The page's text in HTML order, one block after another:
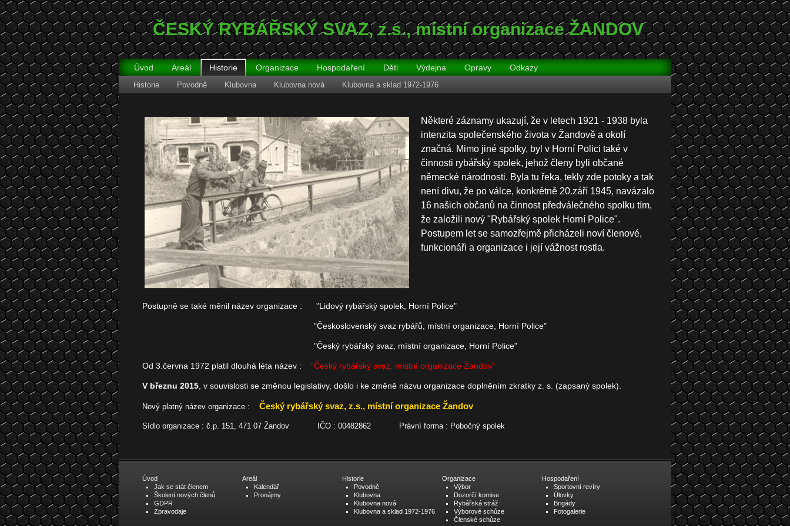
ČESKÝ RYBÁŘSKÝ SVAZ‚ z.s.‚ místní organizace ŽANDOV
Úvod Areál Historie Organizace Hospodaření Děti Výdejna Opravy Odkazy
Historie Povodně Klubovna Klubovna nová Klubovna a sklad 1972-1976
Některé záznamy ukazují, že v letech 1921 - 1938 byla
intenzita společenského života v Žandově a okolí
značná. Mimo jiné spolky, byl v Horní Polici také v
činnosti rybářský spolek, jehož členy byli občané
německé národnosti. Byla tu řeka, tekly zde potoky a tak
není divu, že po válce, konkrétně 20.září 1945, navázalo
16 našich občanů na činnost předválečného spolku tím,
že založili nový "Rybářský spolek Horní Police".
Postupem let se samozřejmě přicházeli noví členové,
funkcionáři a organizace i její vážnost rostla.
Postupně se také měnil název organizace : "Lidový rybářský spolek, Horní Police"
"Československý svaz rybářů, místní organizace, Horní Police"
"Český rybářský svaz, místní organizace, Horní Police"
Od 3.června 1972 platil dlouhá léta název : "Český rybářský svaz, místní organizace Žandov"
V březnu 2015 , v souvislosti se změnou legislativy, došlo i ke změně názvu organizace doplněním zkratky z. s. (zapsaný spolek).
Nový platný název organizace : Český rybářský svaz, z.s., místní organizace Žandov
Sídlo organizace : č.p. 151, 471 07 Žandov IČO : 00482862 Právní forma : Pobočný spolek
Úvod
Jak se stát členem
Školení nových členů
GDPR
Zpravodaje
Areál
Kalendář
Pronájmy
Historie
Povodně
Klubovna
Klubovna nová
Klubovna a sklad 1972-1976
Organizace
Výbor
Dozorčí komise
Rybářská stráž
Výborové schůze
Členské schůze
Hospodaření
Sportovní revíry
Úlovky
Brigády
Fotogalerie